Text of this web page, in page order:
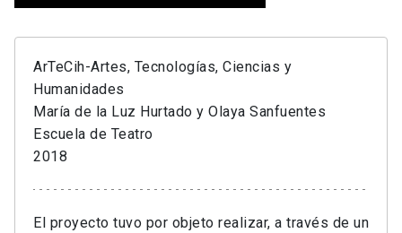
ArTeCih-Artes, Tecnologías, Ciencias y
Humanidades
María de la Luz Hurtado y Olaya Sanfuentes
Escuela de Teatro
2018
El proyecto tuvo por objeto realizar, a través de un